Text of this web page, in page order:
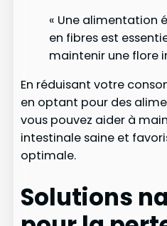
« Une alimentation
en fibres est
maintenir une flore
En réduisant votre
en optant pour des
vous pouvez aider à
intestinale saine et
optimale.
Solutions